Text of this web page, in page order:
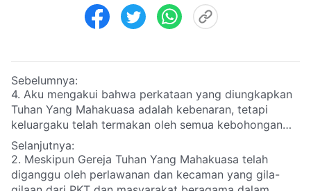
Sebelumnya:
4. Aku mengakui bahwa perkataan yang diungkapkan
Tuhan Yang Mahakuasa adalah kebenaran, tetapi
keluargaku telah termakan oleh semua kebohongan
dan pernyataan menyesatkan yang disebarkan oleh
PKT dan masyarakat beragama. Mereka berupaya
keras untuk menghentikanku dari menyelidiki
pekerjaan Tuhan Yang Mahakuasa pada akhir zaman.
Selanjutnya:
2. Meskipun Gereja Tuhan Yang Mahakuasa telah
diganggu oleh perlawanan dan kecaman yang gila-